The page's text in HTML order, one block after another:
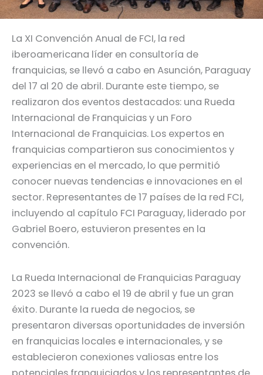
La XI Convención Anual de FCI, la red
iberoamericana líder en consultoría de
franquicias, se llevó a cabo en Asunción, Paraguay
del 17 al 20 de abril. Durante este tiempo, se
realizaron dos eventos destacados: una Rueda
Internacional de Franquicias y un Foro
Internacional de Franquicias. Los expertos en
franquicias compartieron sus conocimientos y
experiencias en el mercado, lo que permitió
conocer nuevas tendencias e innovaciones en el
sector. Representantes de 17 países de la red FCI,
incluyendo al capítulo FCI Paraguay, liderado por
Gabriel Boero, estuvieron presentes en la
convención.
La Rueda Internacional de Franquicias Paraguay
2023 se llevó a cabo el 19 de abril y fue un gran
éxito. Durante la rueda de negocios, se
presentaron diversas oportunidades de inversión
en franquicias locales e internacionales, y se
establecieron conexiones valiosas entre los